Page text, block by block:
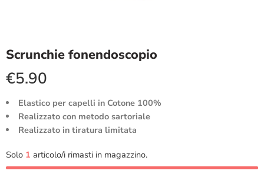
Scrunchie fonendoscopio
€5.90
Elastico per capelli in Cotone 100%
Realizzato con metodo sartoriale
Realizzato in tiratura limitata
Solo 1 articolo/i rimasti in magazzino.